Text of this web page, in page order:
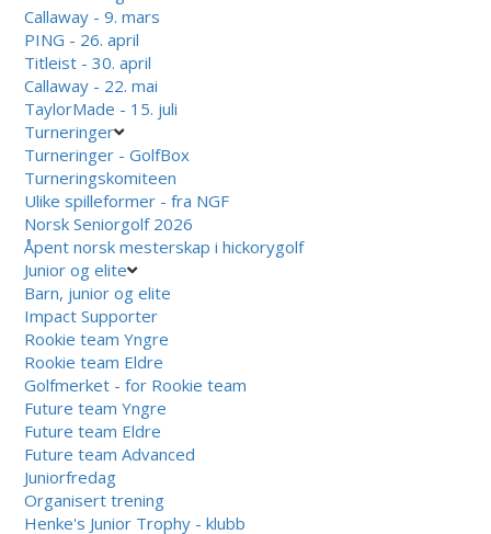
Callaway - 9. mars
PING - 26. april
Titleist - 30. april
Callaway - 22. mai
TaylorMade - 15. juli
Turneringer
Turneringer - GolfBox
Turneringskomiteen
Ulike spilleformer - fra NGF
Norsk Seniorgolf 2026
Åpent norsk mesterskap i hickorygolf
Junior og elite
Barn, junior og elite
Impact Supporter
Rookie team Yngre
Rookie team Eldre
Golfmerket - for Rookie team
Future team Yngre
Future team Eldre
Future team Advanced
Juniorfredag
Organisert trening
Henke's Junior Trophy - klubb